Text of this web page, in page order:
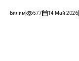
Билим 577 14 Май 2026